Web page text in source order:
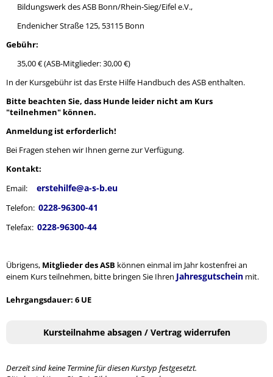
Bildungswerk des ASB Bonn/Rhein-Sieg/Eifel e.V.,
Endenicher Straße 125, 53115 Bonn
Gebühr:
35,00 € (ASB-Mitglieder: 30,00 €)
In der Kursgebühr ist das Erste Hilfe Handbuch des ASB enthalten.
Bitte beachten Sie, dass Hunde leider nicht am Kurs
"teilnehmen" können.
Anmeldung ist erforderlich!
Bei Fragen stehen wir Ihnen gerne zur Verfügung.
Kontakt:
Email: erstehilfe@a-s-b.eu
Telefon: 0228-96300-41
Telefax: 0228-96300-44
Übrigens, Mitglieder des ASB können einmal im Jahr kostenfrei an
einem Kurs teilnehmen, bitte bringen Sie Ihren Jahresgutschein mit.
Lehrgangsdauer: 6 UE
Kursteilnahme absagen / Vertrag widerrufen
Derzeit sind keine Termine für diesen Kurstyp festgesetzt.